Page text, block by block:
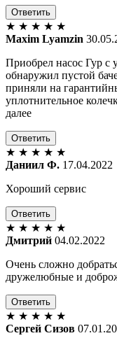
Ответить
★ ★ ★ ★ ★
Maxim Lyamzin
Приобрел насос Гур с
обнаружил пустой
приняли на
уплотнительное
далее
Ответить
★ ★ ★ ★ ★
Даниил Ф. 17.04.2022
Хороший сервис
Ответить
★ ★ ★ ★ ★
Дмитрий 04.02.2022
Очень сложно
дружелюбные и
Ответить
★ ★ ★ ★ ★
Сергей Сизов